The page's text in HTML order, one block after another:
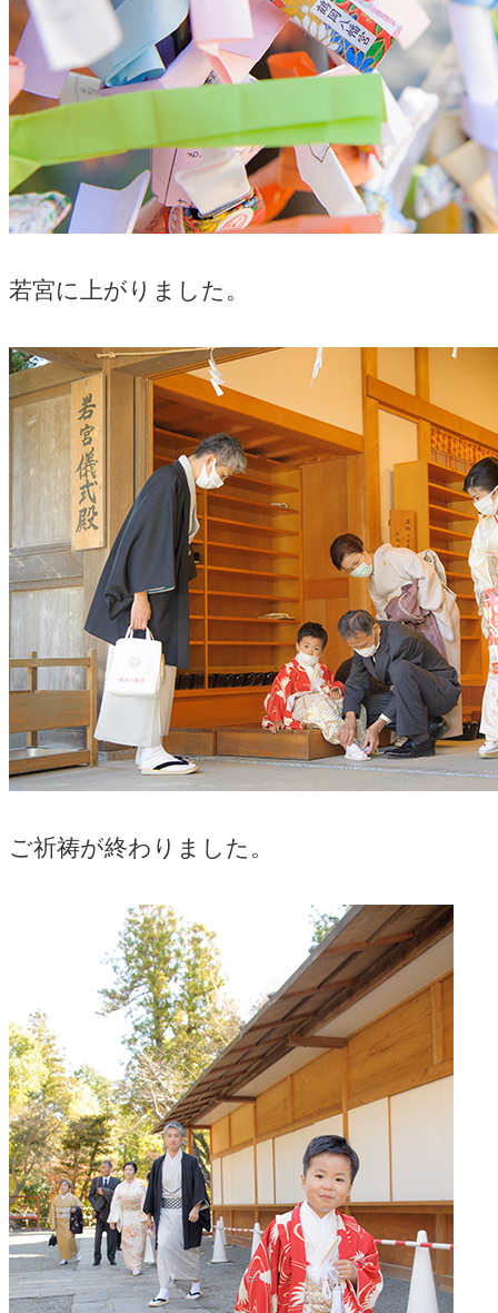
若宮に上がりました。
ご祈祷が終わりました。